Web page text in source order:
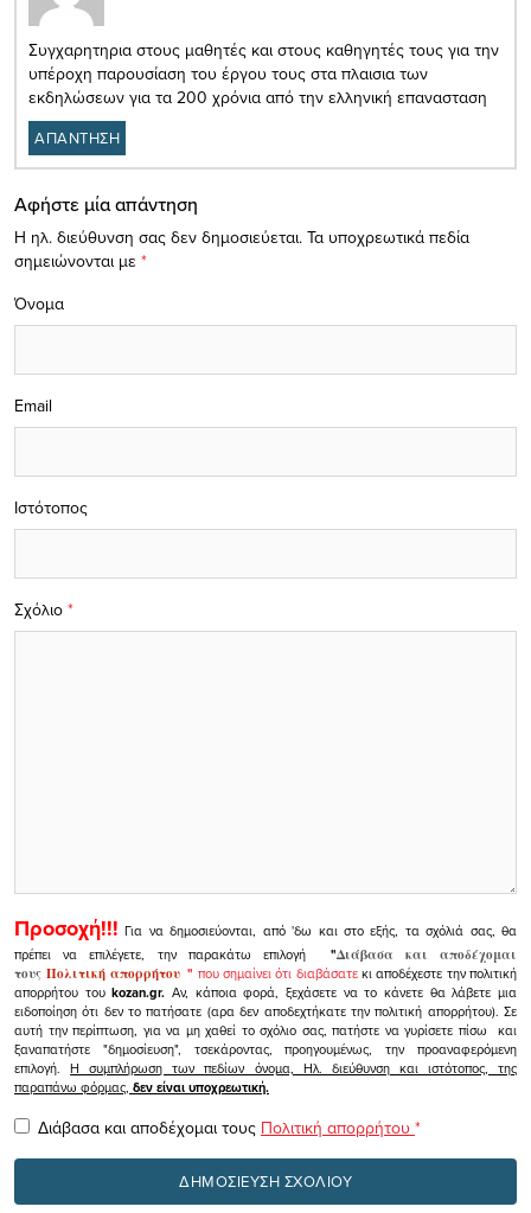
Συγχαρητηρια στους μαθητές και στους καθηγητές τους για την
υπέροχη παρουσίαση του έργου τους στα πλαισια των
εκδηλώσεων για τα 200 χρόνια από την ελληνική επανασταση
ΑΠΑΝΤΗΣΗ
Αφήστε μία απάντηση
Η ηλ. διεύθυνση σας δεν δημοσιεύεται. Τα υποχρεωτικά πεδία
σημειώνονται με *
Σχόλιο *
Όνομα
Email
Ιστότοπος
Προσοχή!!! Για να δημοσιεύονται, από 'δω και στο εξής, τα σχόλιά σας, θα
πρέπει να επιλέγετε, την παρακάτω επιλογή
"Διάβασα και αποδέχομαι
τουςΠολιτική απορρήτου" που σημαίνει ότι διαβάσατεκι αποδέχεστε την πολιτική
απορρήτου τουkozan.gr. Αν, κάποια φορά, ξεχάσετε να το κάνετε θα λάβετε μια
ειδοποίηση ότι δεν το πατήσατε (αρα δεν αποδεχτήκατε την πολιτική απορρήτου). Σε
αυτή την περίπτωση, για να μη χαθεί το σχόλιο σας, πατήστε να γυρίσετε πίσω και
ξαναπατήστε "δημοσίευση", τσεκάροντας, προηγουμένως, την προαναφερόμενη
επιλογή.Η συμπλήρωση των πεδίων όνομα, Ηλ. διεύθυνση και ιστότοπος, της
παραπάνω φόρμας, δεν είναι υποχρεωτική.
Διάβασα και αποδέχομαι τους Πολιτική απορρήτου *